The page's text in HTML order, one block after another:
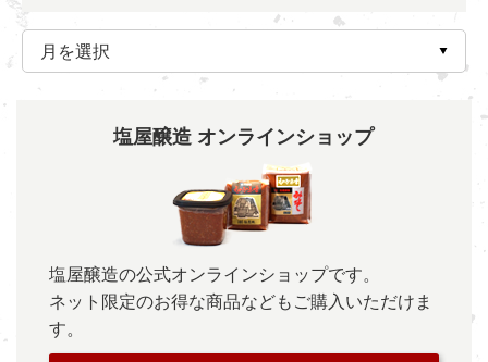
塩屋醸造 オンラインショップ
塩屋醸造の公式オンラインショップです。
ネット限定のお得な商品などもご購入いただけま
す。